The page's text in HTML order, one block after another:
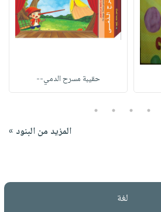
حقيبة مسرح الدمي--
2
3
4
5
المزيد من البنود »
لغة